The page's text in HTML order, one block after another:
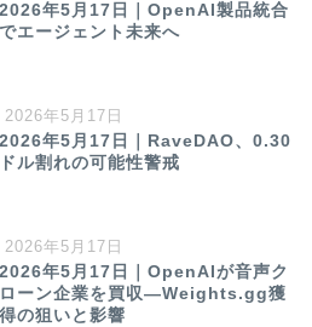
2026年5月17日｜OpenAI製品統合
でエージェント未来へ
2026年5月17日
2026年5月17日｜RaveDAO、0.30
ドル割れの可能性警戒
2026年5月17日
2026年5月17日｜OpenAIが音声ク
ローン企業を買収—Weights.gg獲
得の狙いと影響